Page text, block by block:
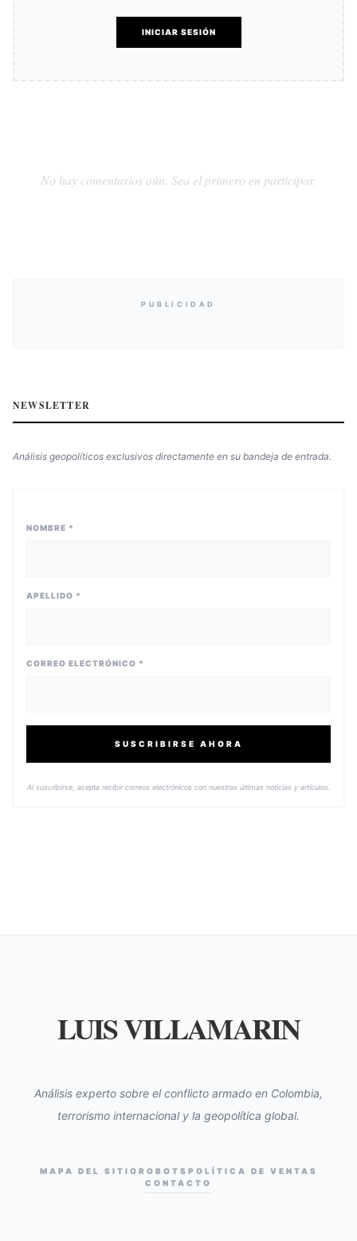
INICIAR SESIÓN
No hay comentarios aún. Sea el primero en participar.
PUBLICIDAD
NEWSLETTER
Análisis geopolíticos exclusivos directamente en su bandeja de entrada.
NOMBRE *
APELLIDO *
CORREO ELECTRÓNICO *
SUSCRIBIRSE AHORA
Al suscribirse, acepta recibir correos electrónicos con nuestras últimas noticias y artículos.
LUIS VILLAMARIN
Análisis experto sobre el conflicto armado en Colombia,
terrorismo internacional y la geopolítica global.
MAPA DEL SITIO ROBOTS POLÍTICA DE VENTAS
CONTACTO